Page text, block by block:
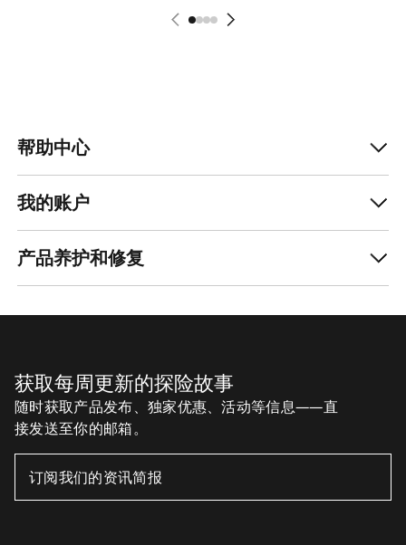
帮助中心
我的账户
产品养护和修复
获取每周更新的探险故事
随时获取产品发布、独家优惠、活动等信息——直
接发送至你的邮箱。